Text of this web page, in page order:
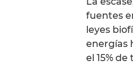
fuentes
leyes
energías
el 15%